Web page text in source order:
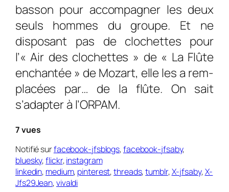
basson pour accompagner les deux
seuls hommes du grou­pe. Et ne
disposant pas de clochettes pour
l’« Air des clo­chettes » de « La Flûte
enchantée » de Mozart, elle les a rem­
placées par… de la flûte. On sait
s’adapter à l’ORPAM.
7 vues
Notifié surfacebook-jfsblogs,facebook-jfsaby,
bluesky,flickr,instagram
linkedin, medium, pinterest,threads,tumblr,X-jfsaby,X-
Jfs29Jean,vivaldi